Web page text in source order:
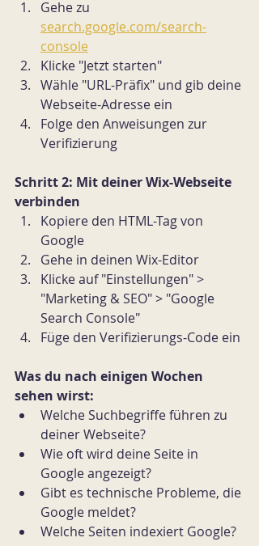
Gehe zu
search.google.com/search-
console
Klicke "Jetzt starten"
Wähle "URL-Präfix" und gib deine
Webseite-Adresse ein
Folge den Anweisungen zur
Verifizierung
Schritt 2: Mit deiner Wix-Webseite
verbinden
Kopiere den HTML-Tag von
Google
Gehe in deinen Wix-Editor
Klicke auf "Einstellungen" >
"Marketing & SEO" > "Google
Search Console"
Füge den Verifizierungs-Code ein
Was du nach einigen Wochen
sehen wirst:
Welche Suchbegriffe führen zu
deiner Webseite?
Wie oft wird deine Seite in
Google angezeigt?
Gibt es technische Probleme, die
Google meldet?
Welche Seiten indexiert Google?